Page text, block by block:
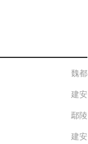
魏都
建安
鄢陵
建安